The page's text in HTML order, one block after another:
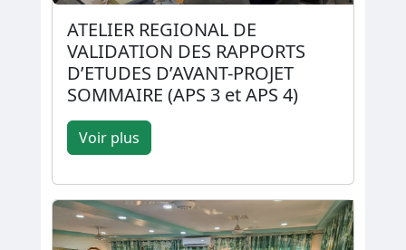
ATELIER REGIONAL DE
VALIDATION DES RAPPORTS
D’ETUDES D’AVANT-PROJET
SOMMAIRE (APS 3 et APS 4)
Voir plus